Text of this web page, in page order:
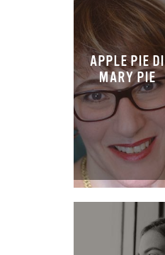
APPLE PIE DI
MARY PIE